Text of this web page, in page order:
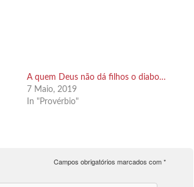
A quem Deus não dá filhos o diabo…
7 Maio, 2019
In "Provérbio"
Campos obrigatórios marcados com*